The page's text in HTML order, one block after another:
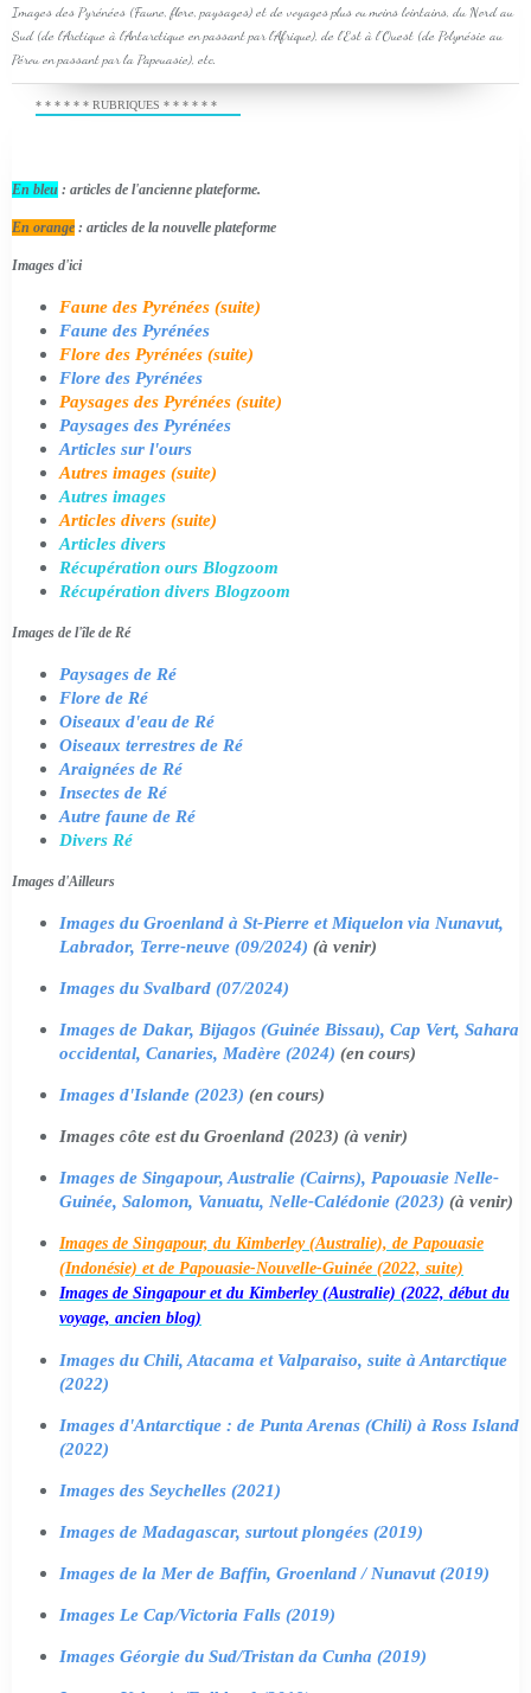
Images des Pyrénées (Faune, flore, paysages) et de voyages plus ou moins lointains, du Nord au
Sud (de l'Arctique à l'Antarctique en passant par l'Afrique), de l'Est à l'Ouest (de Polynésie au
Pérou en passant par la Papouasie), etc.
* * * * * * RUBRIQUES * * * * * *
En bleu : articles de l'ancienne plateforme.
En orange : articles de la nouvelle plateforme
Images d'ici
Faune des Pyrénées (suite)
Faune des Pyrénées
Flore des Pyrénées (suite)
Flore des Pyrénées
Paysages des Pyrénées (suite)
Paysages des Pyrénées
Articles sur l'ours
Autres images (suite)
Autres images
Articles divers (suite)
Articles divers
Récupération ours Blogzoom
Récupération divers Blogzoom
Images de l'île de Ré
Paysages de Ré
Flore de Ré
Oiseaux d'eau de Ré
Oiseaux terrestres de Ré
Araignées de Ré
Insectes de Ré
Autre faune de Ré
Divers Ré
Images d'Ailleurs
Images du Groenland à St-Pierre et Miquelon via Nunavut,
Labrador, Terre-neuve (09/2024) (à venir)
Images du Svalbard (07/2024)
Images de Dakar, Bijagos (Guinée Bissau), Cap Vert, Sahara
occidental, Canaries, Madère (2024) (en cours)
Images d'Islande (2023) (en cours)
Images côte est du Groenland (2023) (à venir)
Images de Singapour, Australie (Cairns), Papouasie Nelle-
Guinée, Salomon, Vanuatu, Nelle-Calédonie (2023) (à venir)
Images de Singapour, du Kimberley (Australie), de Papouasie
(Indonésie) et de Papouasie-Nouvelle-Guinée (2022, suite)
Images de Singapour et du Kimberley (Australie) (2022, début du
voyage, ancien blog)
Images du Chili, Atacama et Valparaiso, suite à Antarctique
(2022)
Images d'Antarctique : de Punta Arenas (Chili) à Ross Island
(2022)
Images des Seychelles (2021)
Images de Madagascar, surtout plongées (2019)
Images de la Mer de Baffin, Groenland / Nunavut (2019)
Images Le Cap/Victoria Falls (2019)
Images Géorgie du Sud/Tristan da Cunha (2019)